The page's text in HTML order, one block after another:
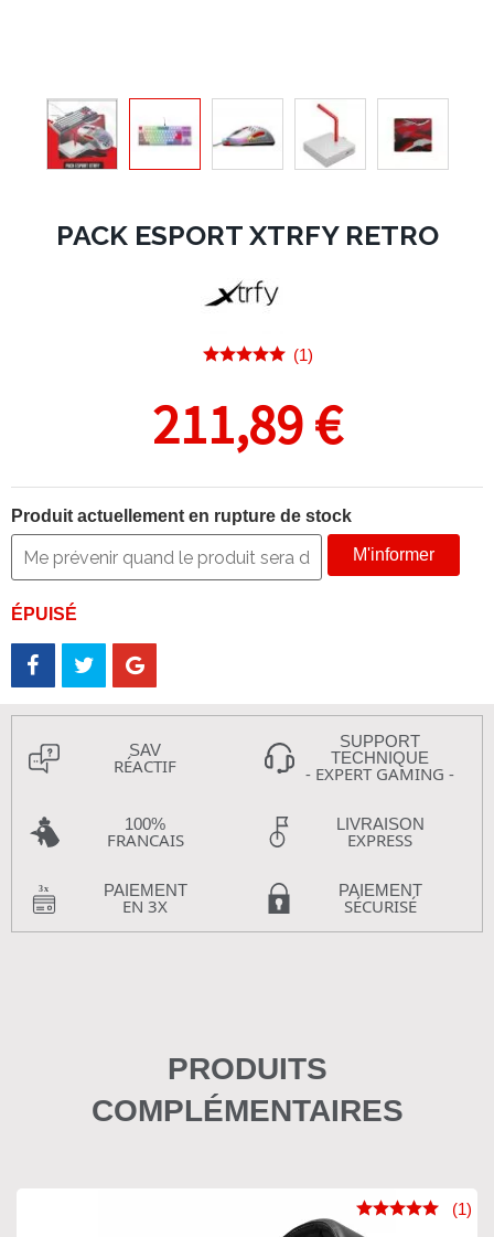
PACK ESPORT XTRFY RETRO
(1)
211,89 €
Produit actuellement en rupture de stock
M'informer
ÉPUISÉ
SAV
RÉACTIF
SUPPORT
TECHNIQUE
- EXPERT GAMING -
100%
FRANCAIS
LIVRAISON
EXPRESS
PAIEMENT
EN 3X
PAIEMENT
SÉCURISÉ
PRODUITS
COMPLÉMENTAIRES
(1)